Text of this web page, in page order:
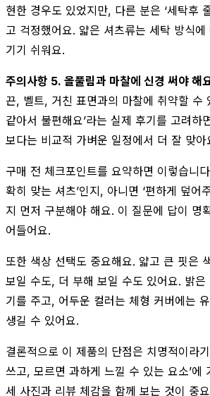
현한 경우도 있었지만, 다른 분은 ‘세탁후
고 걱정했어요. 얇은 셔츠류는 세탁 방식
기기 쉬워요.
주의사항 5. 올풀림과 마찰에 신경 써야 해
끈, 벨트, 거친 표면과의 마찰에 취약할 수
같아서 불편해요’라는 실제 후기를 고려하
보다는 비교적 가벼운 일정에서 더 잘 맞아
구매 전 체크포인트를 요약하면 이렇습니
확히 맞는 셔츠’인지, 아니면 ‘편하게 덮어
지 먼저 구분해야 해요. 이 질문에 답이 명
어들어요.
또한 색상 선택도 중요해요. 얇고 큰 핏은
보일 수도, 더 부해 보일 수도 있어요. 밝은
기를 주고, 어두운 컬러는 체형 커버에는
생길 수 있어요.
결론적으로 이 제품의 단점은 치명적이라
쓰고, 모르면 과하게 느낄 수 있는 요소’에
세 사진과 리뷰 체감을 함께 보는 것이 중